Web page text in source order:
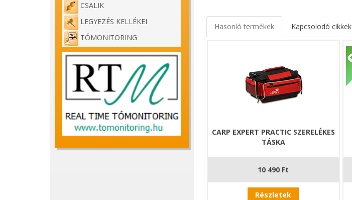
CSALIK
LEGYEZÉS KELLÉKEI
TÓMONITORING
Hasonló termékek Kapcsolodó cikkek
CARP EXPERT PRACTIC SZERELÉKES
TÁSKA
10 490 Ft
Részletek